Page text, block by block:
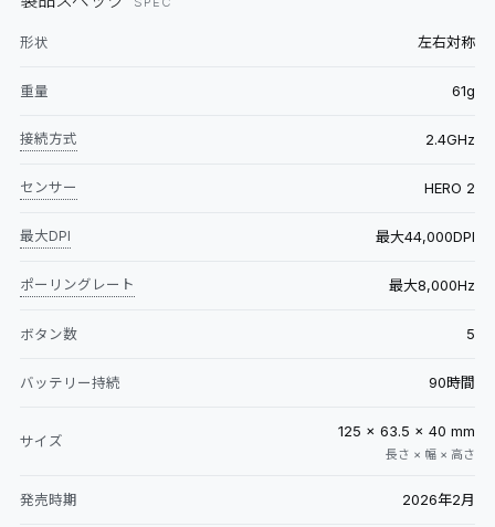
形状 左右対称
重量 61g
接続方式 2.4GHz
センサー HERO 2
最大DPI 最大44,000DPI
ポーリングレート 最大8,000Hz
ボタン数 5
バッテリー持続 90時間
サイズ
125 × 63.5 × 40 mm
長さ × 幅 × 高さ
発売時期 2026年2月